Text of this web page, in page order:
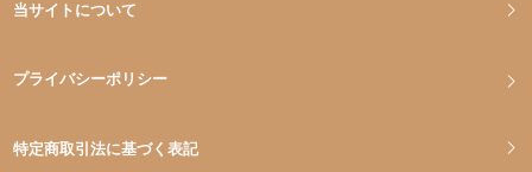
当サイトについて
プライバシーポリシー
特定商取引法に基づく表記